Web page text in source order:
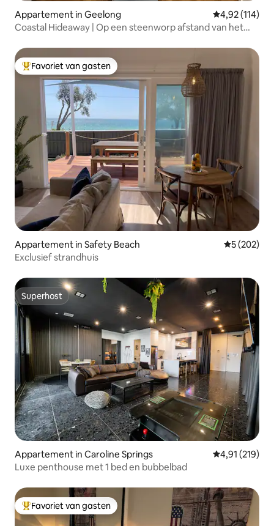
Appartement in Geelong Gemiddelde
4,92 (114)
Coastal Hideaway | Op een steenworp afstand van het
Topfavoriet van gasten
Favoriet van gasten
Appartement in Safety Beach
5 (202)
Exclusief strandhuis
Superhost
Superhost
Appartement in Caroline Springs Gemiddelde
4,91 (219)
Luxe penthouse met 1 bed en bubbelbad
Topfavoriet van gasten
Favoriet van gasten